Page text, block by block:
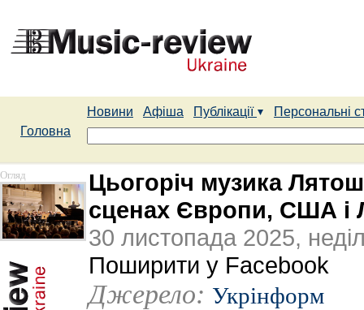
Новини Афіша Публікації
Персональні
Головна
Огляд
Цьогоріч музика
сценах Європи, США і
30 листопада 2025,
Поширити у Facebook
Джерело: Укрінформ